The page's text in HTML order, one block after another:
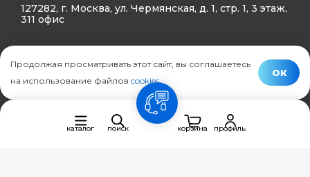
127282, г. Москва, ул. Чермянская, д. 1, стр. 1, 3 этаж,
311 офис
Политика конфиденциальности
Политика использования Cookies
© Ifreez - продажа и установка климатической техники,
каталог поиск
связь
корзина
профиль
Продолжая просматривать этот сайт, вы соглашаетесь
на использование файлов cookies.
ОК